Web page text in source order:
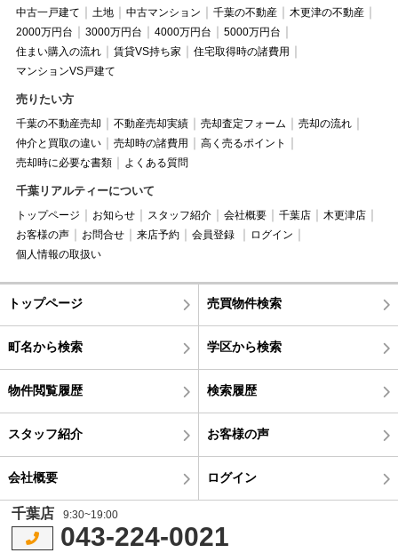
中古一戸建て
土地 中古マンション 千葉の不動産
木更津の不動産
2000万円台
3000万円台 4000万円台
5000万円台
住まい購入の流れ
賃貸VS持ち家
住宅取得時の諸費用
マンションVS戸建て
売りたい方
千葉の不動産売却 不動産売却実績 売却査定フォーム
売却の流れ
仲介と買取の違い
売却時の諸費用
高く売るポイント
売却時に必要な書類
よくある質問
千葉リアルティーについて
トップページ お知らせ スタッフ紹介 会社概要 千葉店
木更津店
お客様の声
お問合せ 来店予約 会員登録
ログイン
個人情報の取扱い
トップページ 売買物件検索
町名から検索 学区から検索
物件閲覧履歴 検索履歴
スタッフ紹介 お客様の声
会社概要 ログイン
千葉店 9:30~19:00
043-224-0021